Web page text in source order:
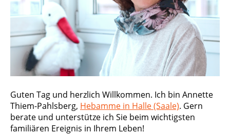
Guten Tag und herzlich Willkommen. Ich bin Annette
Thiem-Pahlsberg, Hebamme in Halle (Saale). Gern
berate und unterstütze ich Sie beim wichtigsten
familiären Ereignis in Ihrem Leben!